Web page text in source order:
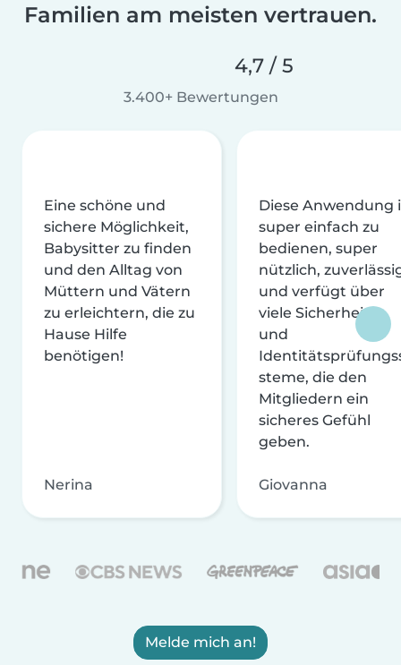
Familien am meisten vertrauen.
4,7 / 5
3.400+ Bewertungen
Eine schöne und
sichere Möglichkeit,
Babysitter zu finden
und den Alltag von
Müttern und Vätern
zu erleichtern, die zu
Hause Hilfe
benötigen!
Nerina
Diese Anwendung
super einfach zu
bedienen, super
nützlich,
und verfügt über
viele Sicherheits-
und
steme, die den
Mitgliedern ein
sicheres Gefühl
geben.
Giovanna
Melde mich an!